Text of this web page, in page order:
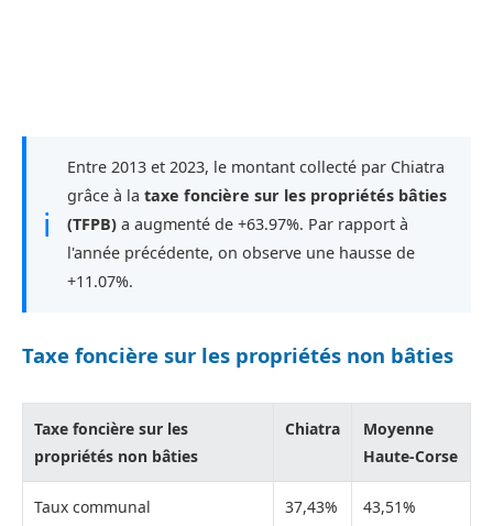
ℹ
Entre 2013 et 2023, le montant collecté par Chiatra
grâce à la taxe foncière sur les propriétés bâties
(TFPB) a augmenté de +63.97%. Par rapport à
l'année précédente, on observe une hausse de
+11.07%.
Taxe foncière sur les propriétés non bâties
Taxe foncière sur les
propriétés non bâties
Chiatra
Moyenne
Haute-Corse
Taux communal 37,43% 43,51%